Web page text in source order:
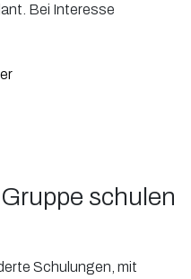
Bei Interesse
schulen
Schulungen, mit